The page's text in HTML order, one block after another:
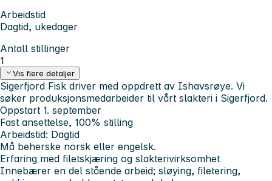
Arbeidstid
Dagtid, ukedager
Antall stillinger
1
Vis flere detaljer
Sigerfjord Fisk driver med oppdrett av Ishavsrøye. Vi
søker produksjonsmedarbeider til vårt slakteri i Sigerfjord.
Oppstart 1. september
Fast ansettelse, 100% stilling
Arbeidstid: Dagtid
Må beherske norsk eller engelsk.
Erfaring med filetskjæring og slakterivirksomhet
Innebærer en del stående arbeid; sløying, filetering,